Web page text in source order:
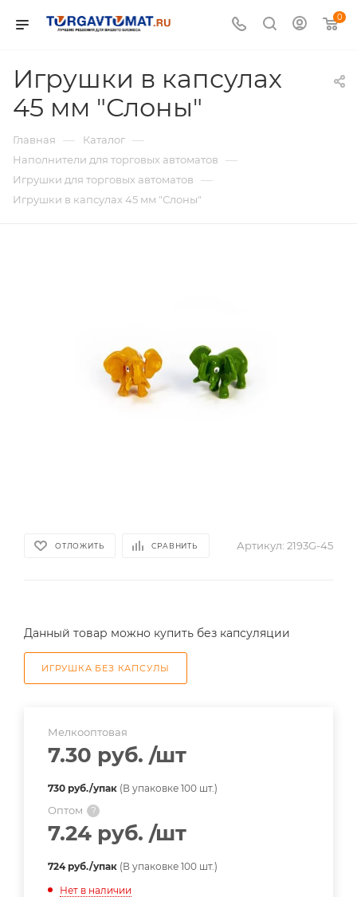
0
Игрушки в капсулах
45 мм "Слоны"
Главная — Каталог —
Наполнители для торговых автоматов —
Игрушки для торговых автоматов —
Игрушки в капсулах 45 мм "Слоны"
ОТЛОЖИТЬ СРАВНИТЬ Артикул: 2193G-45
Данный товар можно купить без капсуляции
ИГРУШКА БЕЗ КАПСУЛЫ
Мелкооптовая
7.30 руб. /шт
730 руб./упак (В упаковке 100 шт.)
Оптом ?
7.24 руб. /шт
724 руб./упак (В упаковке 100 шт.)
Нет в наличии